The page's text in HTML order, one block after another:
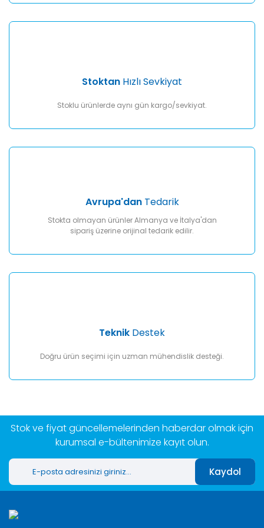
Stoktan Hızlı Sevkiyat
Stoklu ürünlerde aynı gün kargo/sevkiyat.
Avrupa'danTedarik
Stokta olmayan ürünler Almanya ve İtalya'dan
sipariş üzerine orijinal tedarik edilir.
Teknik Destek
Doğru ürün seçimi için uzman mühendislik desteği.
Stok ve fiyat güncellemelerinden haberdar olmak için
kurumsal e-bültenimize kayıt olun.
Kaydol